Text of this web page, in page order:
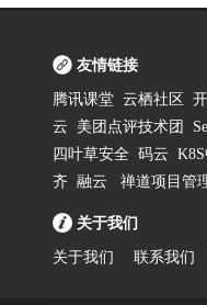
友情链接
腾讯课堂 云栖社区
云
美团点评技术团
四叶草安全 码云
齐 融云 禅道项目管
关于我们
关于我们 联系我们